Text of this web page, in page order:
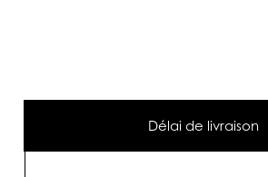
Délai de livraison